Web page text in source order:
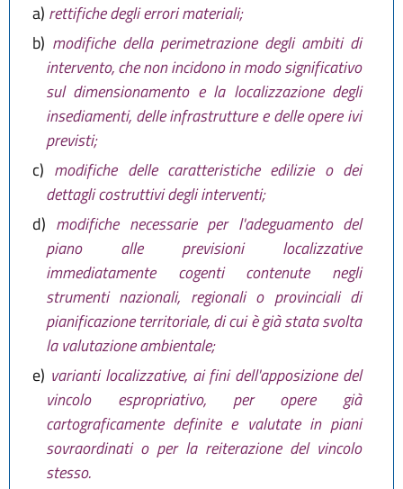
a) rettifiche degli errori materiali;
b) modifiche della perimetrazione degli ambiti di
intervento, che non incidono in modo significativo
sul dimensionamento e la localizzazione degli
insediamenti, delle infrastrutture e delle opere ivi
previsti;
c) modifiche delle caratteristiche edilizie o dei
dettagli costruttivi degli interventi;
d) modifiche necessarie per l'adeguamento del
piano alle previsioni localizzative
immediatamente cogenti contenute negli
strumenti nazionali, regionali o provinciali di
pianificazione territoriale, di cui è già stata svolta
la valutazione ambientale;
e) varianti localizzative, ai fini dell'apposizione del
vincolo espropriativo, per opere già
cartograficamente definite e valutate in piani
sovraordinati o per la reiterazione del vincolo
stesso.